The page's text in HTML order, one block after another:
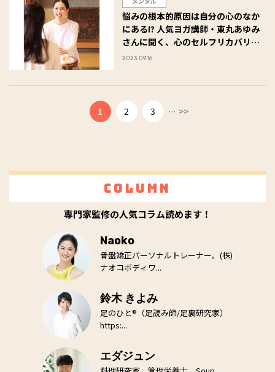
悩みの根本的原因は自分の心のなか
にある!? 人気ヨガ講師・東丸あゆみ
さんに聞く、心のセルフリカバリー
術＜2＞
2023.09.16
1 2 3 ... >>
Column
専門家監修の人気コラム読めます！
Naoko
骨盤矯正パーソナルトレーナー。(株)
ナオコボディワ...
鈴木 きよみ
足のひと®（足読み師/足裏研究家）
https:...
エダジュン